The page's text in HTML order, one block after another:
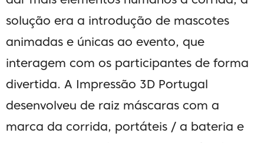
solução era a introdução de mascotes
animadas e únicas ao evento, que
interagem com os participantes de forma
divertida. A Impressão 3D Portugal
desenvolveu de raiz máscaras com a
marca da corrida, portáteis / a bateria e